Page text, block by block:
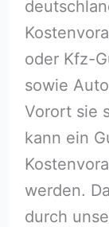
oder Kfz-
sowie
Vorort sie
kann ein
werden.
durch